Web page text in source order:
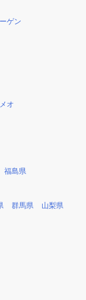
ゲン
オ
福島県
群馬県 山梨県